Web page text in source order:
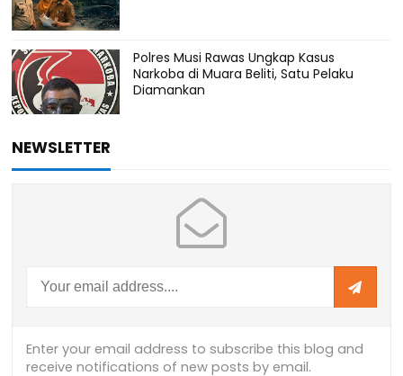
Polres Musi Rawas Ungkap Kasus
Narkoba di Muara Beliti, Satu Pelaku
Diamankan
NEWSLETTER